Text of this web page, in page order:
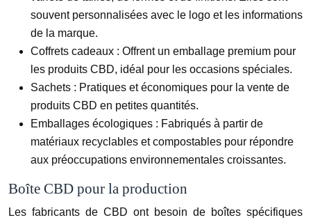
souvent personnalisées avec le logo et les informations
de la marque.
Coffrets cadeaux : Offrent un emballage premium pour
les produits CBD, idéal pour les occasions spéciales.
Sachets : Pratiques et économiques pour la vente de
produits CBD en petites quantités.
Emballages écologiques : Fabriqués à partir de
matériaux recyclables et compostables pour répondre
aux préoccupations environnementales croissantes.
Boîte CBD pour la production
Les fabricants de CBD ont besoin de boîtes spécifiques